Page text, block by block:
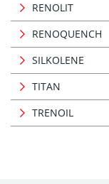
RENOLIT
RENOQUENCH
SILKOLENE
TITAN
TRENOIL